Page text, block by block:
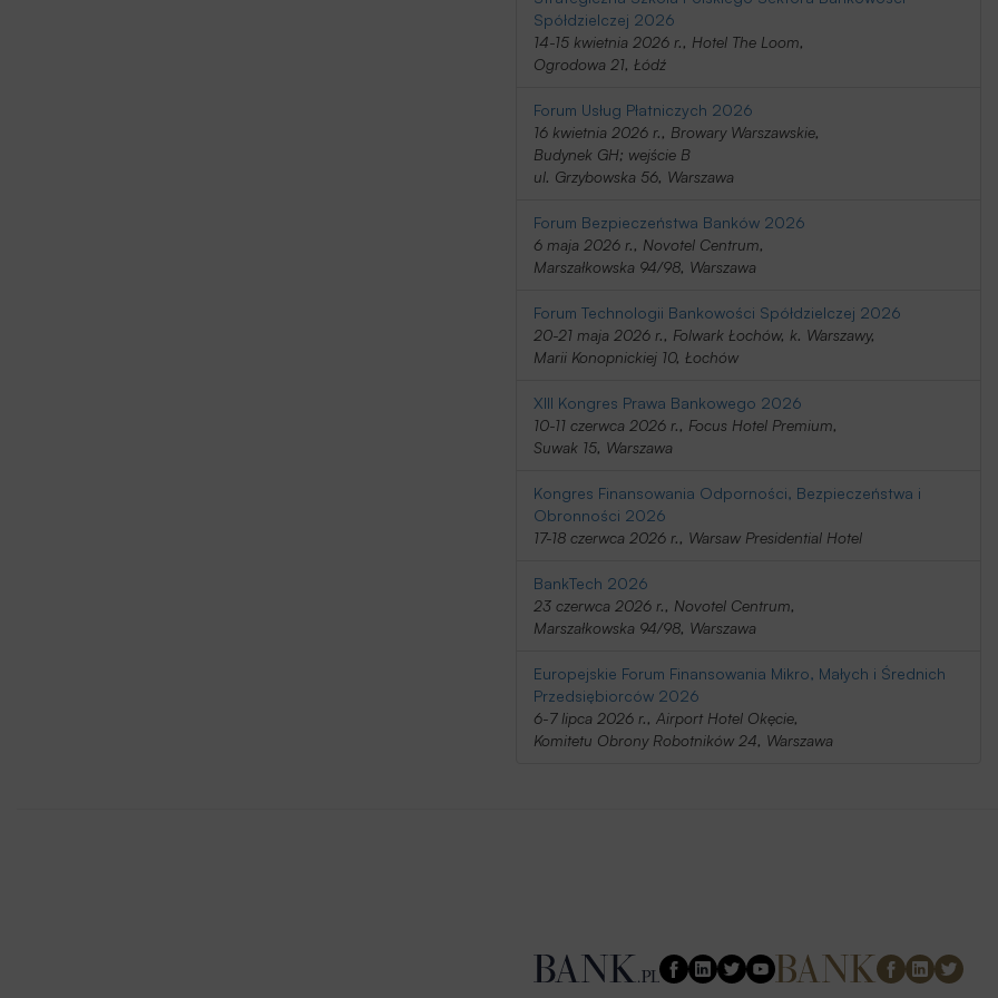
Spółdzielczej 2026
14-15 kwietnia 2026 r., Hotel The Loom,
Ogrodowa 21, Łódź
Forum Usług Płatniczych 2026
16 kwietnia 2026 r., Browary Warszawskie,
Budynek GH; wejście B
ul. Grzybowska 56, Warszawa
Forum Bezpieczeństwa Banków 2026
6 maja 2026 r., Novotel Centrum,
Marszałkowska 94/98, Warszawa
Forum Technologii Bankowości Spółdzielczej 2026
20-21 maja 2026 r., Folwark Łochów, k. Warszawy,
Marii Konopnickiej 10, Łochów
XIII Kongres Prawa Bankowego 2026
10-11 czerwca 2026 r., Focus Hotel Premium,
Suwak 15, Warszawa
Kongres Finansowania Odporności, Bezpieczeństwa i
Obronności 2026
17-18 czerwca 2026 r., Warsaw Presidential Hotel
BankTech 2026
23 czerwca 2026 r., Novotel Centrum,
Marszałkowska 94/98, Warszawa
Europejskie Forum Finansowania Mikro, Małych i Średnich
Przedsiębiorców 2026
6-7 lipca 2026 r., Airport Hotel Okęcie,
Komitetu Obrony Robotników 24, Warszawa